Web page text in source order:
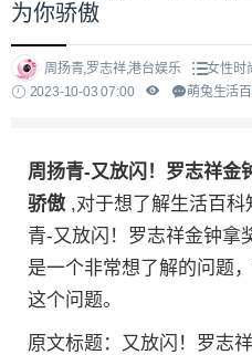
为你骄傲
周扬青,罗志祥,港台娱乐
女性时
2023-10-03 07:00
萌兔生活
周扬青-又放闪！罗志祥金
骄傲 ,对于想了解生活百
青-又放闪！罗志祥金钟拿
是一个非常想了解的问题
这个问题。
原文标题：又放闪！罗志